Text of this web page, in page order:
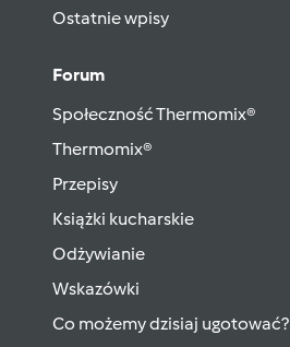
Ostatnie wpisy
Forum
Społeczność Thermomix®
Thermomix®
Przepisy
Książki kucharskie
Odżywianie
Wskazówki
Co możemy dzisiaj ugotować?